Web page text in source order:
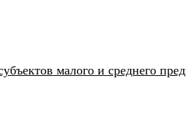
малого и среднего